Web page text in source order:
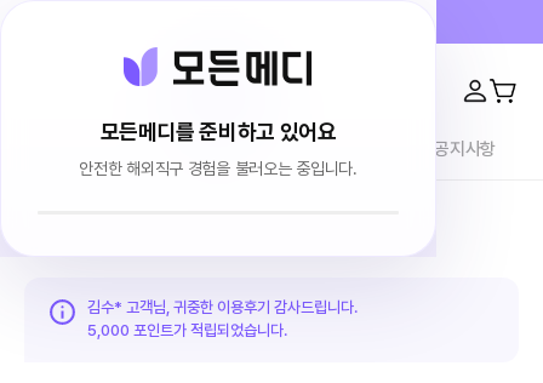
모든메디를 준비하고 있어요
안전한 해외직구 경험을 불러오는 중입니다.
이용후기 브랜드소개 공지사항
김수* 고객님, 귀중한 이용후기 감사드립니다.
5,000 포인트가 적립되었습니다.